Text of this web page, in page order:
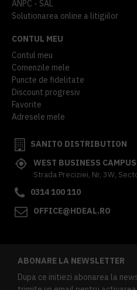
ANPC - SAL
Solutionarea online a litigiilor
CONTUL MEU
Contul meu
Comenzile mele
Puncte de fidelitate
Discount progresiv
Favorite
Adresele mele
SANITO DISTRIBUTION
WEST BUSINESS CAMPUS
Strada Preciziei, Nr, 3W,
0314 100 110
OFFICE@HDEAL.RO
ABONARE LA NEWSLETTER
Dupa ce initiezi abonarea la